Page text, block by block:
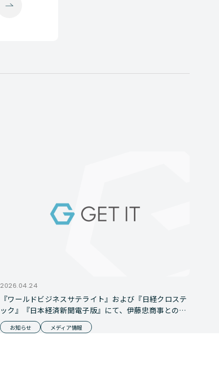
2026.04.24
『ワールドビジネスサテライト』および『日経クロステ
ック』『日本経済新聞電子版』にて、伊藤忠商事との資
本業務提携が報じられました
お知らせ メディア情報